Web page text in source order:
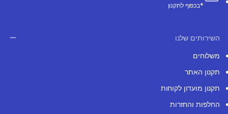
*בכפוף לתקנון
השירותים שלנו
משלוחים
תקנון האתר
תקנון מועדון לקוחות
החלפות והחזרות